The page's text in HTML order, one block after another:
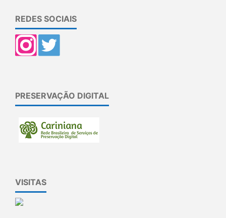
REDES SOCIAIS
PRESERVAÇÃO DIGITAL
VISITAS